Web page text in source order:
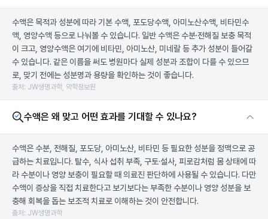
수액은 목적과 성분에 따라 기본 수액, 포도당수액, 아미노산수액, 비타민수
액, 영양수액 등으로 나눠볼 수 있습니다. 일반 수액은 수분·전해질 보충 목적
이 크고, 영양수액은 여기에 비타민, 아미노산, 미네랄 등 추가 성분이 들어갈
수 있습니다. 같은 이름을 써도 병원마다 실제 성분과 조합이 다를 수 있으므
로, 맞기 전에는 성분명과 용량을 확인하는 것이 좋습니다.
출처: JW생명과학, 약학정보원
수액은 왜 맞고 어떤 효과를 기대할 수 있나요?
수액은 수분, 전해질, 포도당, 아미노산, 비타민 등 필요한 성분을 정맥으로 공
급하는 치료입니다. 탈수, 식사 섭취 부족, 구토·설사, 피로감처럼 몸 상태에 따
라 수분이나 영양 보충이 필요할 때 의료진 판단하에 사용될 수 있습니다. 다만
수액이 증상을 직접 치료한다고 보기보다는 부족한 수분이나 영양 성분을 보
충해 회복을 돕는 보조적 치료로 이해하는 것이 안전합니다.
출처: JW생명과학